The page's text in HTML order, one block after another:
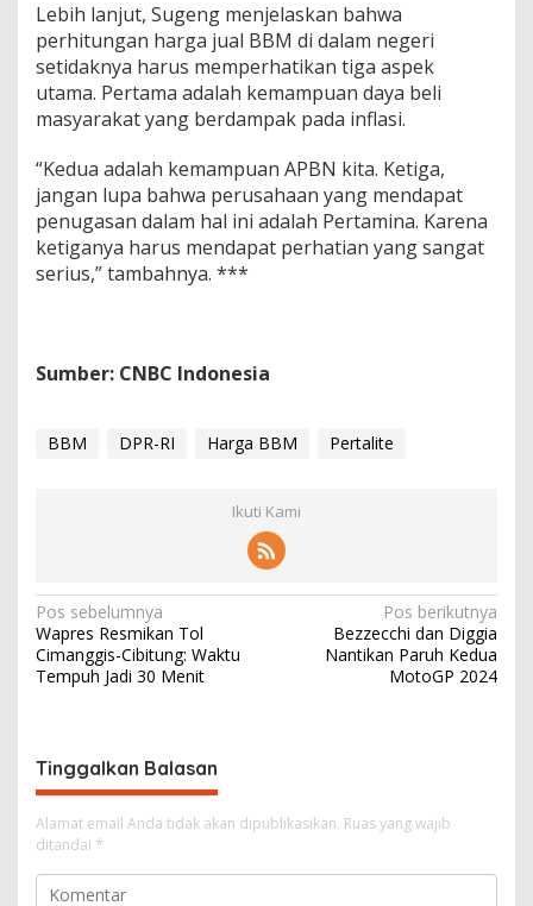
Lebih lanjut, Sugeng menjelaskan bahwa
perhitungan harga jual BBM di dalam negeri
setidaknya harus memperhatikan tiga aspek
utama. Pertama adalah kemampuan daya beli
masyarakat yang berdampak pada inflasi.
“Kedua adalah kemampuan APBN kita. Ketiga,
jangan lupa bahwa perusahaan yang mendapat
penugasan dalam hal ini adalah Pertamina. Karena
ketiganya harus mendapat perhatian yang sangat
serius,” tambahnya. ***
Sumber: CNBC Indonesia
BBM DPR-RI Harga BBM Pertalite
Ikuti Kami
N
a
v
g
a
s
i
p
Pos sebelumnya
Wapres Resmikan Tol
Cimanggis-Cibitung: Waktu
Tempuh Jadi 30 Menit
Pos berikutnya
Bezzecchi dan Diggia
Nantikan Paruh Kedua
MotoGP 2024
Tinggalkan Balasan
Alamat email Anda tidak akan dipublikasikan. Ruas yang wajib
ditandai *